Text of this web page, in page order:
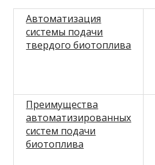
Автоматизация
системы подачи
твердого биотоплива
Преимущества
автоматизированных
систем подачи
биотоплива